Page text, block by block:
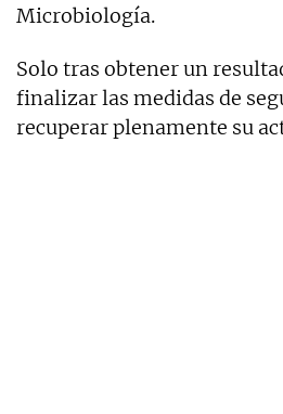
Microbiología.
Solo tras obtener un
finalizar las medidas de
recuperar plenamente su